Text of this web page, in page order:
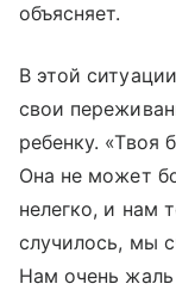
объясняет.
В этой
свои
ребенку. «Твоя
Она не может
нелегко, и нам
случилось, мы
Нам очень жаль